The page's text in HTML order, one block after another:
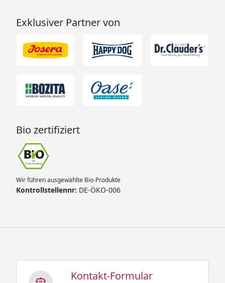
Exklusiver Partner von
Bio zertifiziert
Wir führen ausgewählte Bio-Produkte
Kontrollstellennr: DE-ÖKO-006
Kontakt-Formular